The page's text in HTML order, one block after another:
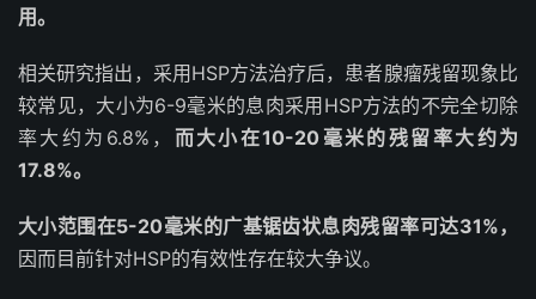
用。
相关研究指出，采用HSP方法治疗后，患者腺瘤残留现象比
较常见，大小为6-9毫米的息肉采用HSP方法的不完全切除
率大约为6.8%， 而大小在10-20毫米的残留率大约为
17.8%。
大小范围在5-20毫米的广基锯齿状息肉残留率可达31%，
因而目前针对HSP的有效性存在较大争议。